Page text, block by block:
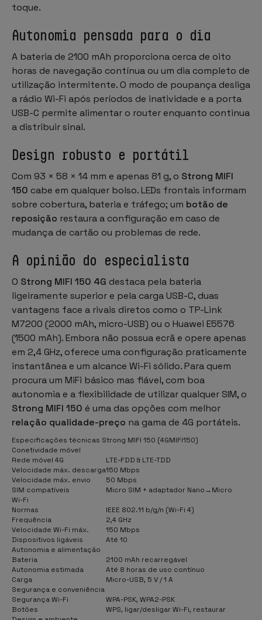
toque.
Autonomia pensada para o dia
A bateria de 2100 mAh proporciona cerca de oito
horas de navegação contínua ou um dia completo de
utilização intermitente. O modo de poupança desliga
a rádio Wi-Fi após períodos de inatividade e a porta
USB-C permite alimentar o router enquanto continua
a distribuir sinal.
Design robusto e portátil
Com 93 × 58 × 14 mm e apenas 81 g, o Strong MIFI
150 cabe em qualquer bolso. LEDs frontais informam
sobre cobertura, bateria e tráfego; um botão de
reposição restaura a configuração em caso de
mudança de cartão ou problemas de rede.
A opinião do especialista
O Strong MIFI 150 4G destaca pela bateria
ligeiramente superior e pela carga USB-C, duas
vantagens face a rivais diretos como o TP-Link
M7200 (2000 mAh, micro-USB) ou o Huawei E5576
(1500 mAh). Embora não possua ecrã e opere apenas
em 2,4 GHz, oferece uma configuração praticamente
instantânea e um alcance Wi-Fi sólido. Para quem
procura um MiFi básico mas fiável, com boa
autonomia e a flexibilidade de utilizar qualquer SIM, o
Strong MIFI 150 é uma das opções com melhor
relação qualidade-preço na gama de 4G portáteis.
Especificações técnicas Strong MIFI 150 (4GMIFI150)
Conetividade móvel
Rede móvel 4G
LTE-FDD & LTE-TDD
Velocidade máx. descarga150 Mbps
Velocidade máx. envio
50 Mbps
SIM compatíveis
Micro SIM + adaptador Nano→Micro
Wi-Fi
Normas
IEEE 802.11 b/g/n (Wi-Fi 4)
Frequência
2,4 GHz
Velocidade Wi-Fi máx.
150 Mbps
Dispositivos ligáveis
Até 10
Autonomia e alimentação
Bateria
2100 mAh recarregável
Autonomia estimada
Até 8 horas de uso contínuo
Carga
Micro-USB, 5 V / 1 A
Segurança e conveniência
Segurança Wi-Fi
WPA-PSK, WPA2-PSK
Botões
WPS, ligar/desligar Wi-Fi, restaurar